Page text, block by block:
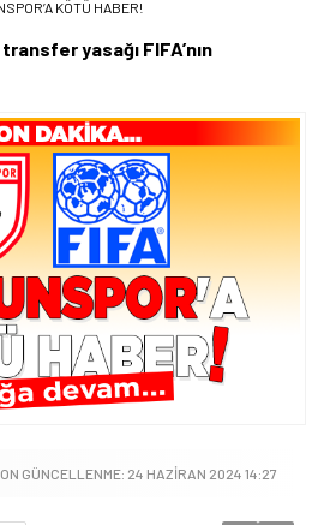
KÖTÜ HABER!
yasağı FIFA’nın
GÜNCELLENME: 24 HAZIRAN 2024 14:27